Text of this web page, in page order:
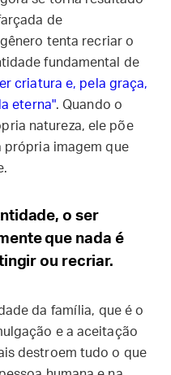
de
tenta recriar o
fundamental de
criatura e, pela graça,
eterna". Quando o
natureza, ele põe
própria imagem que
o ser
que nada é
ou recriar.
da família, que é o
e a aceitação
destroem tudo o que